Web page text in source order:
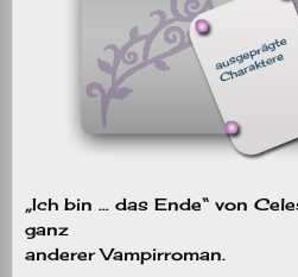
„Ich bin … das Ende“ von
ganz
anderer Vampirroman.